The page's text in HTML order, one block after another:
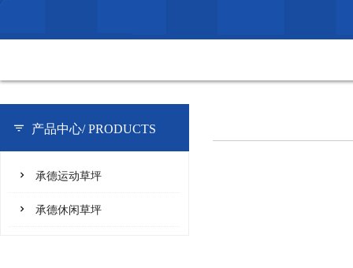
产品中心/PRODUCTS
承德运动草坪
承德休闲草坪